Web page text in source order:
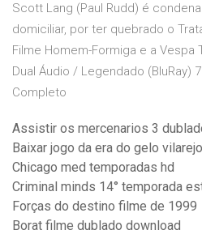
Scott Lang (Paul Rudd) é
domiciliar, por ter quebrado o
Filme Homem-Formiga e a Vespa
Dual Áudio / Legendado (BluRay)
Completo
Assistir os mercenarios 3
Baixar jogo da era do gelo vilarejo
Chicago med temporadas hd
Criminal minds 14° temporada
Forças do destino filme de 1999
Borat filme dublado download